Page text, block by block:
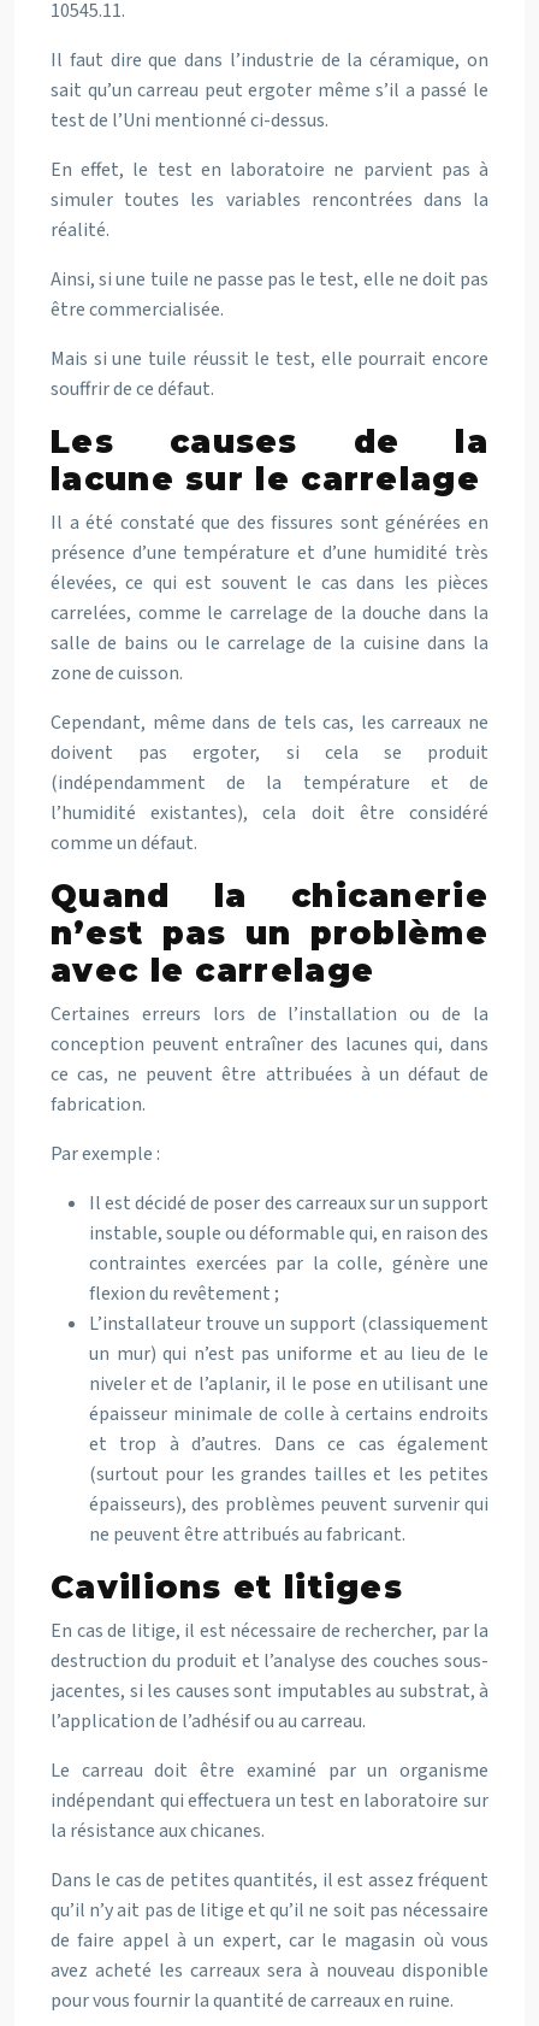
10545.11.
Il faut dire que dans l’industrie de la céramique, on
sait qu’un carreau peut ergoter même s’il a passé le
test de l’Uni mentionné ci-dessus.
En effet, le test en laboratoire ne parvient pas à
simuler toutes les variables rencontrées dans la
réalité.
Ainsi, si une tuile ne passe pas le test, elle ne doit pas
être commercialisée.
Mais si une tuile réussit le test, elle pourrait encore
souffrir de ce défaut.
Les causes de la
lacune sur le carrelage
Il a été constaté que des fissures sont générées en
présence d’une température et d’une humidité très
élevées, ce qui est souvent le cas dans les pièces
carrelées, comme le carrelage de la douche dans la
salle de bains ou le carrelage de la cuisine dans la
zone de cuisson.
Cependant, même dans de tels cas, les carreaux ne
doivent pas ergoter, si cela se produit
(indépendamment de la température et de
l’humidité existantes), cela doit être considéré
comme un défaut.
Quand la chicanerie
n’est pas un problème
avec le carrelage
Certaines erreurs lors de l’installation ou de la
conception peuvent entraîner des lacunes qui, dans
ce cas, ne peuvent être attribuées à un défaut de
fabrication.
Par exemple :
Il est décidé de poser des carreaux sur un support
instable, souple ou déformable qui, en raison des
contraintes exercées par la colle, génère une
flexion du revêtement ;
L’installateur trouve un support (classiquement
un mur) qui n’est pas uniforme et au lieu de le
niveler et de l’aplanir, il le pose en utilisant une
épaisseur minimale de colle à certains endroits
et trop à d’autres. Dans ce cas également
(surtout pour les grandes tailles et les petites
épaisseurs), des problèmes peuvent survenir qui
ne peuvent être attribués au fabricant.
Cavilions et litiges
En cas de litige, il est nécessaire de rechercher, par la
destruction du produit et l’analyse des couches sous-
jacentes, si les causes sont imputables au substrat, à
l’application de l’adhésif ou au carreau.
Le carreau doit être examiné par un organisme
indépendant qui effectuera un test en laboratoire sur
la résistance aux chicanes.
Dans le cas de petites quantités, il est assez fréquent
qu’il n’y ait pas de litige et qu’il ne soit pas nécessaire
de faire appel à un expert, car le magasin où vous
avez acheté les carreaux sera à nouveau disponible
pour vous fournir la quantité de carreaux en ruine.